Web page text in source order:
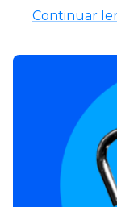
Continuar